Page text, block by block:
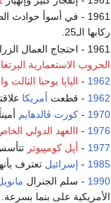
1961 - في أسوأ حوادث الطيران المدني في فنلندا،
ركابها الـ25.
1961 - احتجاج العمال الزراعيين في
الحروب الاستعمارية
1962
- الپاپا يوحنا الثالث
1962 - قطعت أمريكا
1970
-كورت ڤالدهايم
1976
- Iالعهد الدولي الخاص بالحقوق الاقتصادية والاجتماعية والثقافية
1977
- أپل كومپيوتر
1985
- إسرائيل تعترف
1990 - سلم الجنرال
الأمريكية على بنما